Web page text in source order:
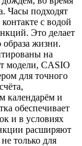
Часы подходят
с водой
Это делает
жизни.
на
модели, CASIO
для точного
календарём и
обеспечивает
и в условиях
расширяют
только для